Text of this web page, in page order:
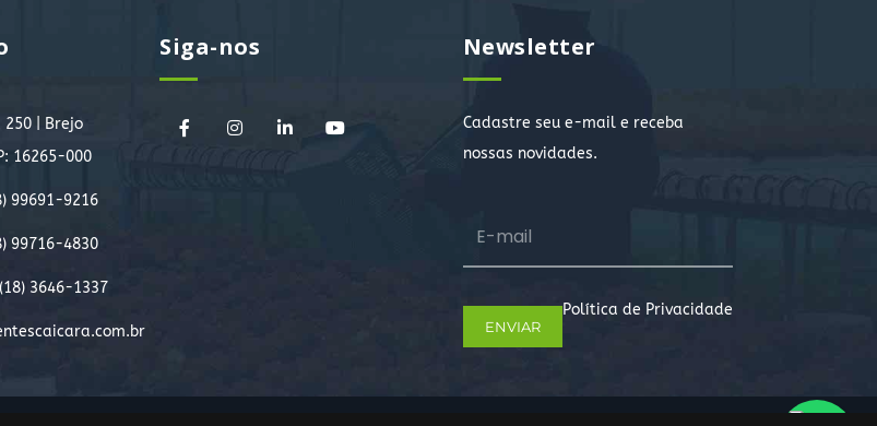
250 | Brejo
16265-000
99691-9216
99716-4830
3646-1337
Siga-nos Newsletter
Cadastre seu e-mail e receba
nossas novidades.
Política de Privacidade